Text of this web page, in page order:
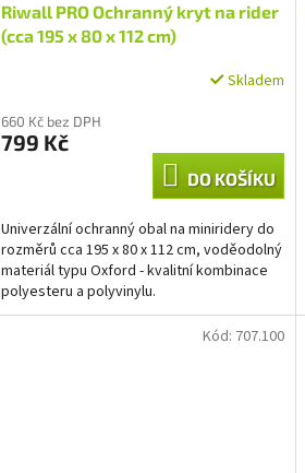
Riwall PRO Ochranný kryt na rider
(cca 195 x 80 x 112 cm)
Skladem
660 Kč bez DPH
799 Kč
DO KOŠÍKU
Univerzální ochranný obal na miniridery do
rozměrů cca 195 x 80 x 112 cm, voděodolný
materiál typu Oxford - kvalitní kombinace
polyesteru a polyvinylu.
Kód: 707.100